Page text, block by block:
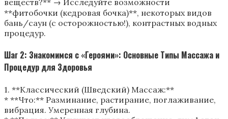
**фитобочки (кедровая бочка)**, некоторых видов
бань/саун (с осторожностью!), контрастных водных
процедур.
Шаг 2: Знакомимся с «Героями»: Основные Типы Массажа и
Процедур для Здоровья
1. **Классический (Шведский) Массаж:**
* **Что:** Разминание, растирание, поглаживание,
вибрация. Умеренная глубина.